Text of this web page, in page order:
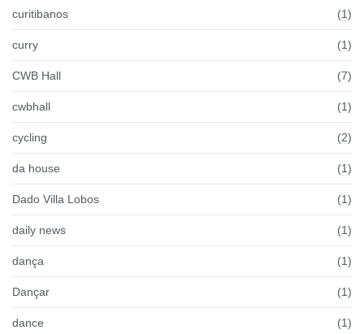
curitibanos (1)
curry (1)
CWB Hall (7)
cwbhall (1)
cycling (2)
da house (1)
Dado Villa Lobos (1)
daily news (1)
dança (1)
Dançar (1)
dance (1)